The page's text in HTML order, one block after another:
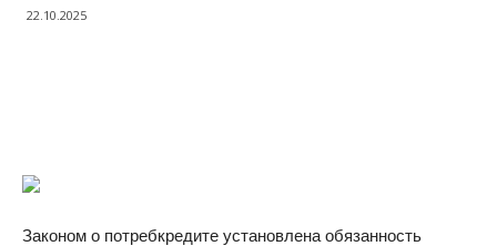
22.10.2025
Законом о потребкредите установлена обязанность